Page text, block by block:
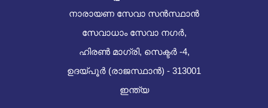
നാരായണ സേവാ സൻസ്ഥാൻ
സേവാധാം സേവാ നഗർ,
ഹിരൺ മാഗ്രി, സെക്ടർ -4,
ഉദയ്പൂർ (രാജസ്ഥാൻ) - 313001
ഇന്ത്യ